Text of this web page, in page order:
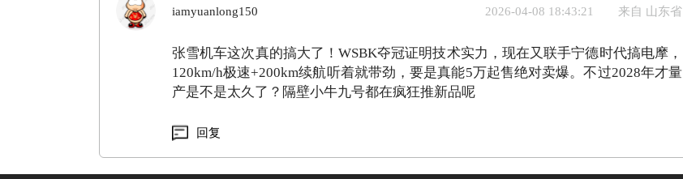
iamyuanlong150 2026-04-08 18:43:21 来自 山东省
张雪机车这次真的搞大了！WSBK夺冠证明技术实力，现在又联手宁德时代搞电摩，
120km/h极速+200km续航听着就带劲，要是真能5万起售绝对卖爆。不过2028年才量
产是不是太久了？隔壁小牛九号都在疯狂推新品呢
回复